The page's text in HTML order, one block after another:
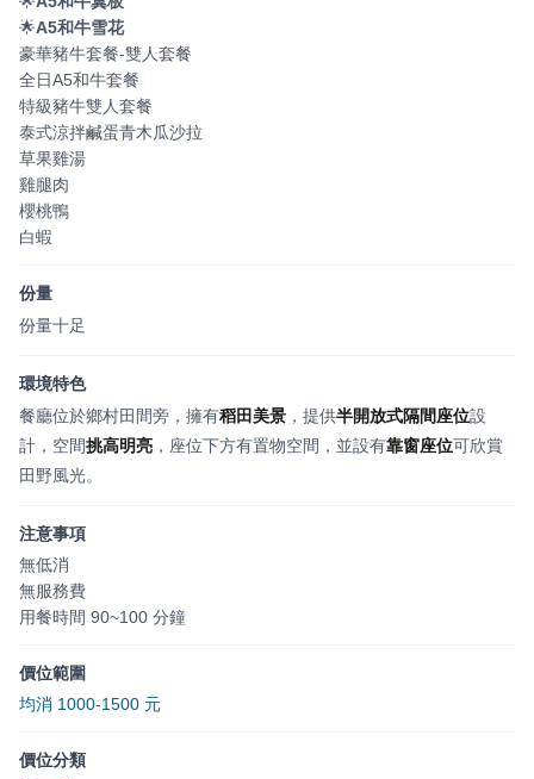
🌟A5和牛雪花
豪華豬牛套餐-雙人套餐
全日A5和牛套餐
特級豬牛雙人套餐
泰式涼拌鹹蛋青木瓜沙拉
草果雞湯
雞腿肉
櫻桃鴨
白蝦
份量
份量十足
環境特色
餐廳位於鄉村田間旁，擁有稻田美景 ，提供半開放式隔間座位設
計，空間挑高明亮 ，座位下方有置物空間，並設有靠窗座位可欣賞
田野風光。
注意事項
無低消
無服務費
用餐時間 90~100 分鐘
價位範圍
均消 1000-1500 元
價位分類